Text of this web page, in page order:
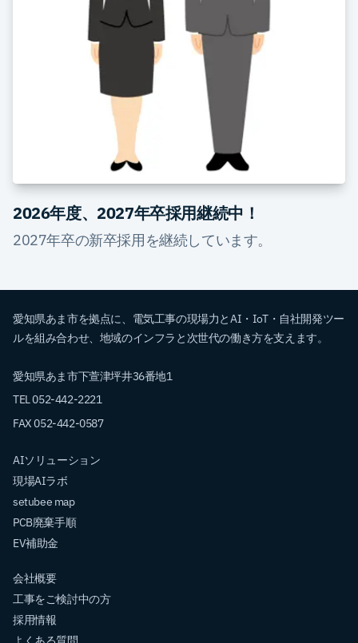
2026年度、2027年卒採用継続中！
2027年卒の新卒採用を継続しています。
愛知県あま市を拠点に、電気工事の現場力とAI・IoT・自社開発ツー
ルを組み合わせ、地域のインフラと次世代の働き方を支えます。
愛知県あま市下萱津坪井36番地1
TEL 052-442-2221
FAX 052-442-0587
AIソリューション
現場AIラボ
setubee map
PCB廃棄手順
EV補助金
会社概要
工事をご検討中の方
採用情報